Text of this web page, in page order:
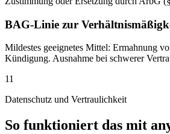
BAG-Linie zur
Mildestes geeignetes Mittel: Ermahnung
Kündigung. Ausnahme bei schwerer
11
Datenschutz und Vertraulichkeit
So funktioniert das mit